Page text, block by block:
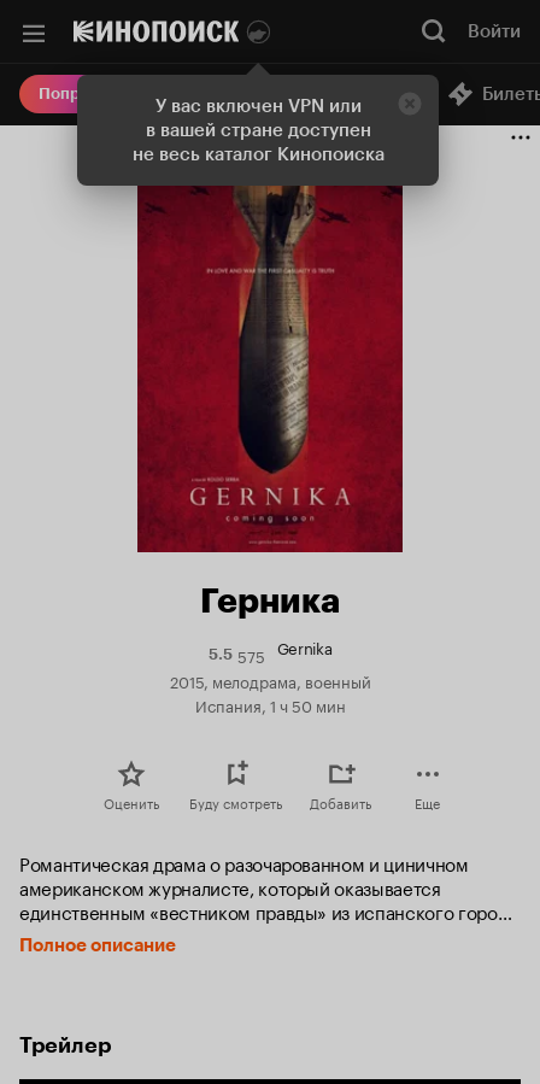
У вас включен VPN или
в вашей стране доступен
не весь каталог Кинопоиска
Войти
Попробовать Плюс Онлайн-кинотеатр
Герника
5.5Рейтинг
575 Gernika
2015, мелодрама, военный
Испания, 1 ч 50 мин
Оценить Буду смотреть Добавить Еще
Романтическая драма о разочарованном и циничном
американском журналисте, который оказывается
единственным «вестником правды» из испанского города
Герника, где зверствует гражданская война. В его работу и
дальнейшую судьбу вмешивается местная республиканка
Полное описание
Трейлер